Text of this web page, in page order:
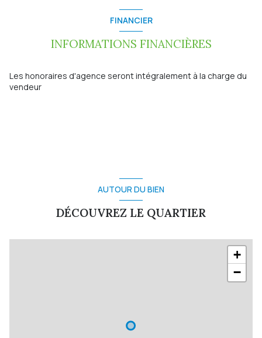
cuisine américaine (équipée)
Chauffage individuel : poêle (granules)
FINANCIER
INFORMATIONS FINANCIÈRES
Les honoraires d'agence seront intégralement à la charge du
vendeur
AUTOUR DU BIEN
DÉCOUVREZ LE QUARTIER
+
−